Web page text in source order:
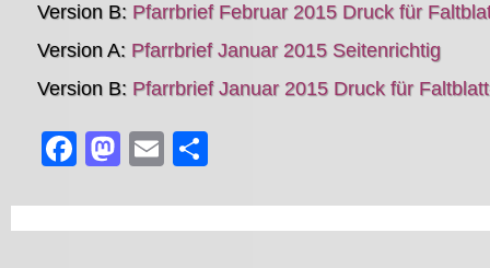
Version B: Pfarrbrief Februar 2015 Druck für
Version A: Pfarrbrief Januar 2015 Seitenrichtig
Version B: Pfarrbrief Januar 2015 Druck für
Facebook
Mastodon
Email